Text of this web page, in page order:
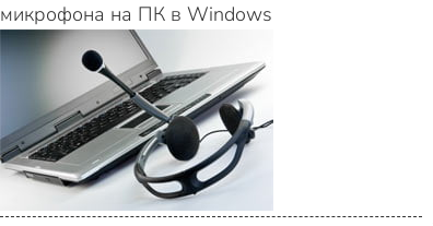
микрофона на ПК в Windows